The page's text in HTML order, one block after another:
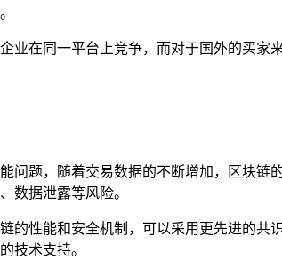
在同一平台上竞争，而对于国外的买家
问题，随着交易数据的不断增加，区块
数据泄露等风险。
的性能和安全机制，可以采用更先进的
技术支持。